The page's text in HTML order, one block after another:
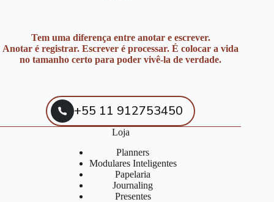
Tem uma diferença entre anotar e escrever.
Anotar é registrar. Escrever é processar. É colocar a vida
no tamanho certo para poder vivê-la de verdade.
+55 11 912753450
Loja
Planners
Modulares Inteligentes
Papelaria
Journaling
Presentes